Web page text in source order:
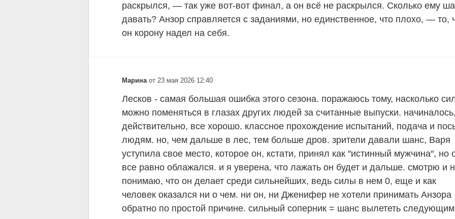
раскрылся, — так уже вот-вот финал, а он всё не раскрылся. Сколько ему
давать? Анзор справляется с заданиями, но единственное, что плохо, — то,
он корону надел на себя.
Марина от 23 мая 2026 12:40
Лесков - самая большая ошибка этого сезона. поражаюсь тому, насколько
можно поменяться в глазах других людей за считанные выпуски.
действительно, все хорошо. классное прохождение испытаний, подача и
людям. но, чем дальше в лес, тем больше дров. зрители давали шанс, Варя
уступила свое место, которое он, кстати, принял как ″истинный мужчина″, но
все равно облажался. и я уверена, что лажать он будет и дальше. смотрю и
понимаю, что он делает среди сильнейших, ведь силы в нем 0, еще и как
человек оказался ни о чем. ни он, ни Дженифер не хотели принимать Анзора
обратно по простой причине. сильный соперник = шанс вылететь